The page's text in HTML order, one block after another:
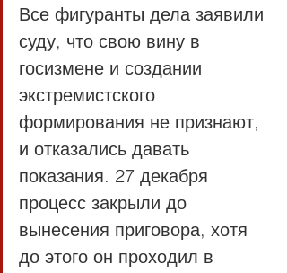
Все фигуранты дела заявили
суду, что свою вину в
госизмене и создании
экстремистского
формирования не признают,
и отказались давать
показания. 27 декабря
процесс закрыли до
вынесения приговора, хотя
до этого он проходил в